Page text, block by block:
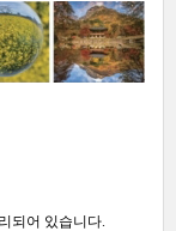
되어 있습니다.